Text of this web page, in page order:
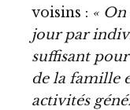
voisins : «
jour par
suffisant
de la famille
activités